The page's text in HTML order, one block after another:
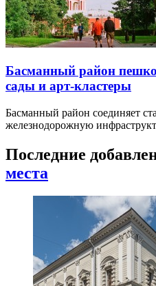
Басманный район
сады и арт-кластеры
Басманный район соединяет
железнодорожную
Последние
места